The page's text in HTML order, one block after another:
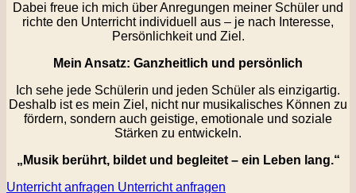
Dabei freue ich mich über Anregungen meiner Schüler und
richte den Unterricht individuell aus – je nach Interesse,
Persönlichkeit und Ziel.
Mein Ansatz: Ganzheitlich und persönlich
Ich sehe jede Schülerin und jeden Schüler als einzigartig.
Deshalb ist es mein Ziel, nicht nur musikalisches Können zu
fördern, sondern auch geistige, emotionale und soziale
Stärken zu entwickeln.
„Musik berührt, bildet und begleitet – ein Leben lang.“
Unterricht anfragen Unterricht anfragen